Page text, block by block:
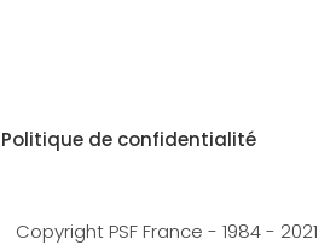
Politique de confidentialité
Copyright PSF France - 1984 - 2021